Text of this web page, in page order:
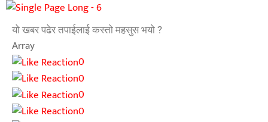
यो खबर पढेर तपाईलाई कस्तो महसुस भयो ?
Array
0
0
0
0